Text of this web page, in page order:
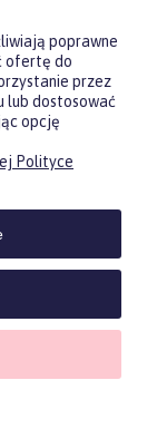
WIĘCEJ
POMOC MOJE
poprawne
ofertę do
przez
lub dostosować
opcję
Polityce